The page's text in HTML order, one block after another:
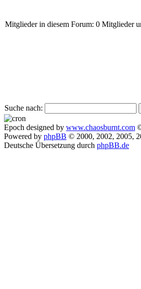
Mitglieder in diesem Forum: 0 Mitglieder
Suche nach:
Epoch designed by www.chaosburnt.com
Powered by phpBB © 2000, 2002, 2005,
Deutsche Übersetzung durch phpBB.de